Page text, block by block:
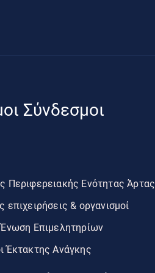
Σύνδεσμοι
Περιφερειακής Ενότητας Άρτας
επιχειρήσεις & οργανισμοί
Ένωση Επιμελητηρίων
Έκτακτης Ανάγκης